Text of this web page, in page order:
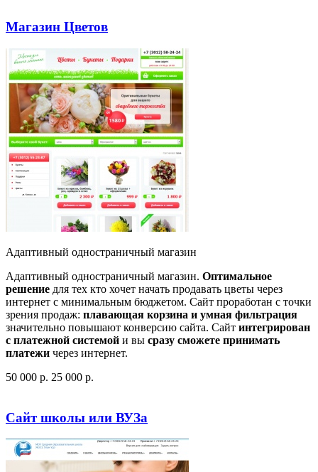
Магазин Цветов
Адаптивный одностраничный магазин
Адаптивный одностраничный магазин. Оптимальное
решение для тех кто хочет начать продавать цветы через
интернет с минимальным бюджетом. Сайт проработан с точки
зрения продаж: плавающая корзина и умная фильтрация
значительно повышают конверсию сайта. Сайт интегрирован
с платежной системой и вы сразу сможете принимать
платежи через интернет.
50 000 p. 25 000 p.
Сайт школы или ВУЗа